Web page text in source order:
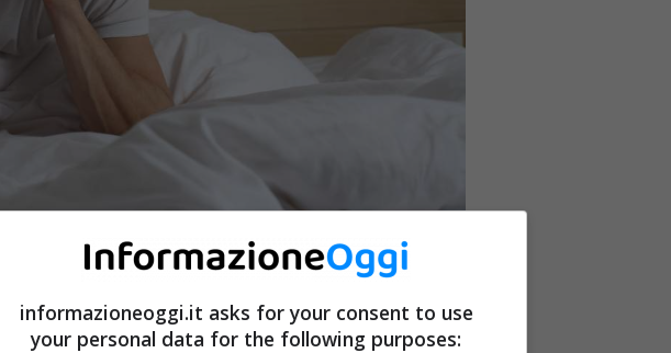
letto – informazioneoggi.it
si trova proprio sotto di noi mentre dormiamo
informazioneoggi.it asks for your consent to use
your personal data for the following purposes: